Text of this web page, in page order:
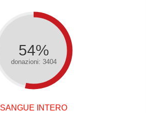
54%
donazioni: 3404
SANGUE INTERO